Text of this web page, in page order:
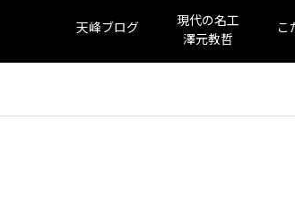
天峰ブログ
現代の名工
澤元教哲
こ